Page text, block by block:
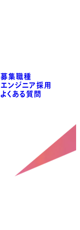
募集職種
エンジニア採用
よくある質問